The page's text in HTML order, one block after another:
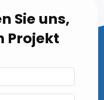
Sie uns,
Projekt